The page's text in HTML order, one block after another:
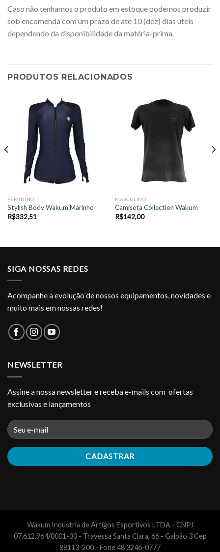
Caso não tenhamos o produto em estoque podemos produzir
sob encomenda com um prazo de até 10 (dez) dias úteis
dependendo da disponibilidade da matéria-prima.
PRODUTOS RELACIONADOS
FEMININO
Stylish Body Wakum Marinho
R$332,51
MASCULINO
Camiseta Collection Wakum
R$142,00
SIGA NOSSAS REDES
Acompanhe a evolução de nossos equipamentos, novidades e
muito mais em nossas redes!
NEWSLETTER
Assine a nossa newsletter e receba e-mails com ofertas
exclusivas e lançamentos
Wakum Indústria de Artigos Esportivos LTDA - CNPJ
07.612.964/0001-30 - Travessa Santa Clara, 66 - Galpão 3 Cep
88113-200 - Fone 48 3246-0777